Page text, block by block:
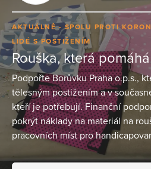
AKTUÁLNĚ - SPOLU PROTI
LIDÉ S POSTIŽENÍM
Rouška, která
Podpořte Borůvku Praha o.p.s.,
tělesným postižením a v
kteří je potřebují. Finanční
pokrýt náklady na materiál na
pracovních míst pro